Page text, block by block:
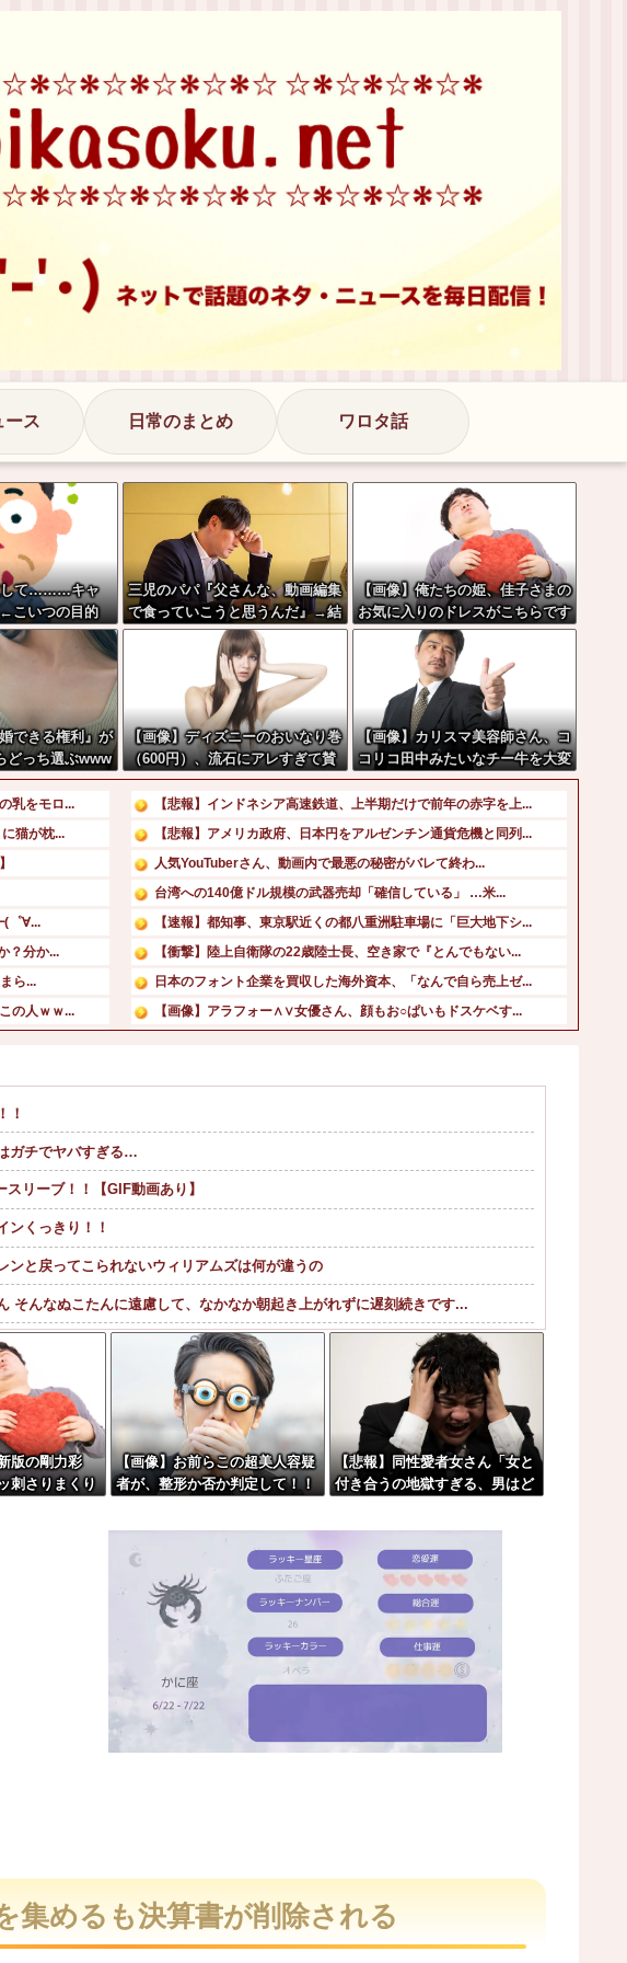
ース 日常のまとめ ワロタ話
して………キャ
こいつの目的
三児のパパ『父さんな、動画編集
で食っていこうと思うんだ』→結
果
【画像】俺たちの姫、佳子さまの
お気に入りのドレスがこちらです
←コレは可愛過ぎるw w w w w
できる権利』が
どっち選ぶwww
【画像】ディズニーのおいなり巻
（600円）、流石にアレすぎて賛
否両論の大炎上をしてしまうw w
w w w w w
【画像】カリスマ美容師さん、コ
コリコ田中みたいなチー牛を大変
身させた結果がこちらw w w w
w w w w w w w
乳をモロ...
猫が枕...
゜∀...
？分か...
ら...
の人ｗｗ...
にも知ら...
【悲報】インドネシア高速鉄道、上半期だけで前年の赤字を上...
【悲報】アメリカ政府、日本円をアルゼンチン通貨危機と同列...
人気YouTuberさん、動画内で最悪の秘密がバレて終わ...
台湾への140億ドル規模の武器売却「確信している」 …米...
【速報】都知事、東京駅近くの都八重洲駐車場に「巨大地下シ...
【衝撃】陸上自衛隊の22歳陸士長、空き家で『とんでもない...
日本のフォント企業を買収した海外資本、「なんで自ら売上ゼ...
【画像】アラフォー∧∨女優さん、顔もお○ぱいもドスケベす...
川底に沈んでいたマンモスやナチス軍艦など露出、熱波でドナ...
【画像】森高千里（18）「私がオバさんになったらミニスカ...
！
ガチでヤバすぎる…
リーブ！！【GIF動画あり】
くっきり！！
ンと戻ってこられないウィリアムズは何が違うの
そんなぬこたんに遠慮して、なかなか朝起き上がれずに遅刻続きです...
ｗｗｗｗｗｗｗｗｗｗｗｗｗｗｗｗｗｗｗ
流石にアレすぎて賛否両論の大炎上をしてしまうw w w w w...
こちら…
ッ刺さりまくりと話題にw w w w w w w w w w w ...
ツバメが賢い。
人が溺れてしまう事故。
転のプリウスに当て逃げされる車載。
版の剛力彩
刺さりまくり
【画像】お前らこの超美人容疑
者が、整形か否か判定して！！
w w w
【悲報】同性愛者女さん「女と
付き合うの地獄すぎる、男はど
は同意せざるおえないと話題に
集めるも決算書が削除される